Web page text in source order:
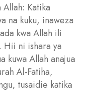
Katika
na kuku, inaweza
kwa Allah ili
Hii ni ishara ya
kuwa Allah anajua
Al-Fatiha,
tusaidie katika